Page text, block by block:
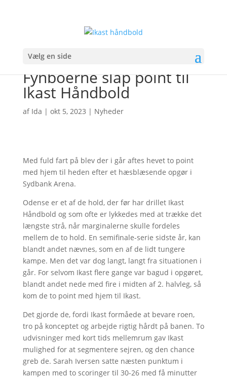
Vælg en side
Fynboerne slap point til
Ikast Håndbold
af Ida | okt 5, 2023 | Nyheder
Med fuld fart på blev der i går aftes hevet to point
med hjem til heden efter et hæsblæsende opgør i
Sydbank Arena.
Odense er et af de hold, der før har drillet Ikast
Håndbold og som ofte er lykkedes med at trække det
længste strå, når marginalerne skulle fordeles
mellem de to hold. En semifinale-serie sidste år, kan
blandt andet nævnes, som en af de lidt tungere
kampe. Men det var dog langt, langt fra situationen i
går. For selvom Ikast flere gange var bagud i opgøret,
blandt andet nede med fire i midten af 2. halvleg, så
kom de to point med hjem til Ikast.
Det gjorde de, fordi Ikast formåede at bevare roen,
tro på konceptet og arbejde rigtig hårdt på banen. To
udvisninger med kort tids mellemrum gav Ikast
mulighed for at segmentere sejren, og den chance
greb de. Sarah Iversen satte næsten punktum i
kampen med to scoringer til 30-26 med få minutter